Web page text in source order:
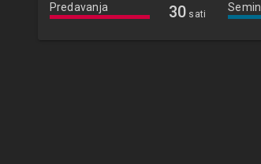
Predavanja 30 sati